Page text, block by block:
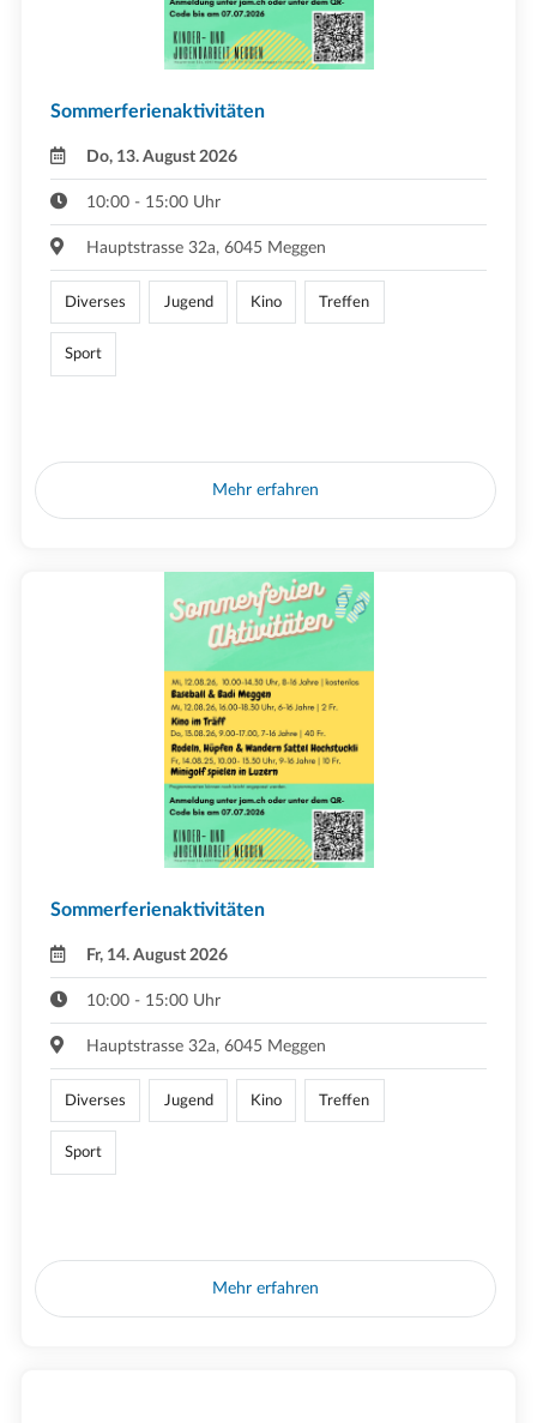
Sommerferienaktivitäten
Do, 13. August 2026
10:00 - 15:00 Uhr
Hauptstrasse 32a, 6045 Meggen
Diverses Jugend Kino Treffen
Sport
Mehr erfahren
Sommerferienaktivitäten
Fr, 14. August 2026
10:00 - 15:00 Uhr
Hauptstrasse 32a, 6045 Meggen
Diverses Jugend Kino Treffen
Sport
Mehr erfahren